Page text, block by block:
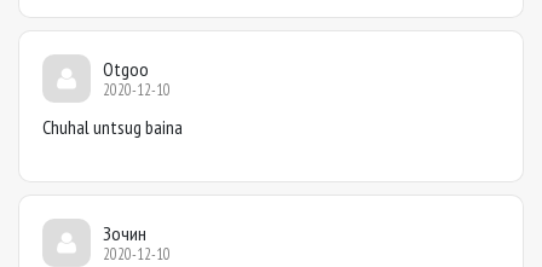
Otgoo
2020-12-10
Chuhal untsug baina
Зочин
2020-12-10